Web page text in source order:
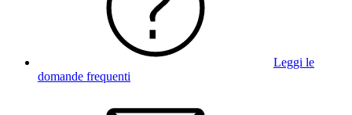
Leggi le
domande frequenti